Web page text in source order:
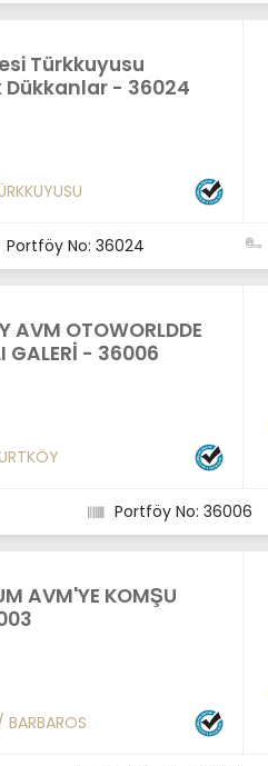
Türkkuyusu
Dükkanlar - 36024
Portföy No: 36024
AVM OTOWORLDDE
GALERİ - 36006
Portföy No: 36006
AVM'YE KOMŞU
BARBAROS